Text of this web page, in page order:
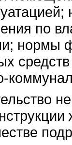
по
нормы